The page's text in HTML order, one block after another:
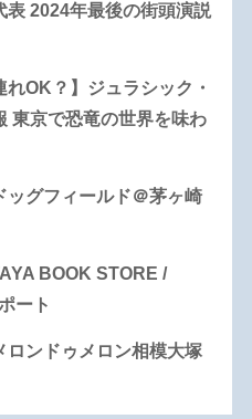
表 2024年最後の街頭演説
れOK？】ジュラシック・
東京で恐竜の世界を味わ
ッグフィールド＠茅ヶ崎
BOOK STORE /
ート
ロンドゥメロン相模大塚